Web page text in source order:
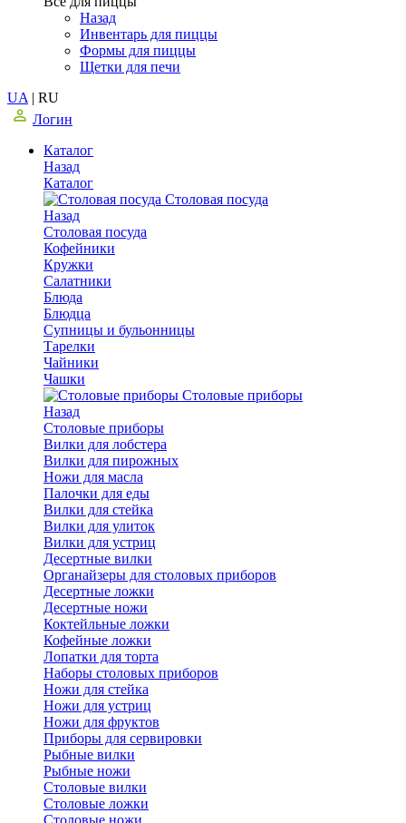
Назад
Инвентарь для пиццы
Формы для пиццы
Щетки для печи
UA | RU
Логин
Каталог
Назад
Каталог
Столовая посуда
Назад
Столовая посуда
Кофейники
Кружки
Салатники
Блюда
Блюдца
Супницы и бульонницы
Тарелки
Чайники
Чашки
Cтоловые приборы
Назад
Cтоловые приборы
Вилки для лобстера
Вилки для пирожных
Ножи для масла
Палочки для еды
Вилки для стейка
Вилки для улиток
Вилки для устриц
Десертные вилки
Органайзеры для столовых приборов
Десертные ложки
Десертные ножи
Коктейльные ложки
Кофейные ложки
Лопатки для торта
Наборы столовых приборов
Ножи для стейка
Ножи для устриц
Ножи для фруктов
Приборы для сервировки
Рыбные вилки
Рыбные ножи
Столовые вилки
Столовые ложки
Столовые ножи